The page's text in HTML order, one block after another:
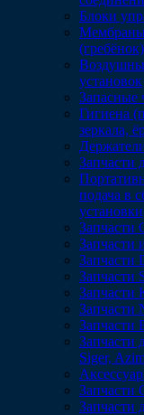
Блоки
Мембраны
(гребёнок)
установок
Запасные
Гигиена
зеркала,
Запчасти
подача в
Запчасти
Запчасти
Запчасти
Запчасти
Запчасти
Запчасти
Запчасти
Запчасти
Siger,
Запчасти
Запчасти